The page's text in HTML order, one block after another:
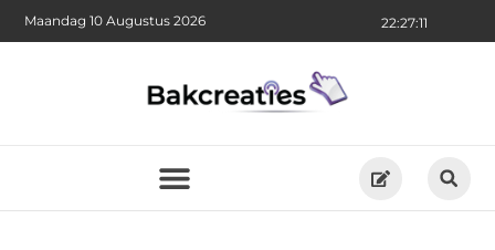
22:27:12
Maandag 10 Augustus 2026